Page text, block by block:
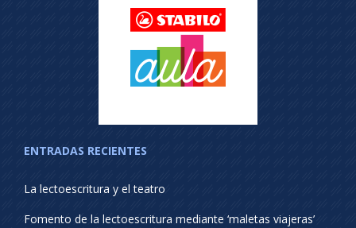
ENTRADAS RECIENTES
La lectoescritura y el teatro
Fomento de la lectoescritura mediante ‘maletas viajeras’